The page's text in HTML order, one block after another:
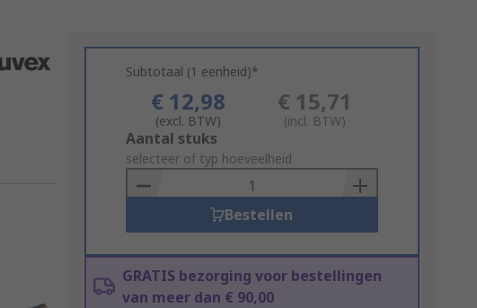
Subtotaal (1 eenheid)*
€ 12,98
(excl. BTW)
€ 15,71
(incl. BTW)
Add
to
Basket
Aantal stuks
selecteer of typ hoeveelheid
Bestellen
GRATIS bezorging voor bestellingen
van meer dan € 90,00